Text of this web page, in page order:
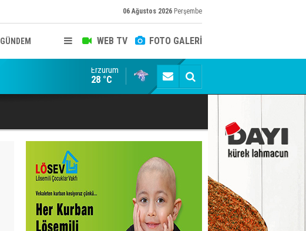
06 Ağustos 2026 Perşembe
WEB TV FOTO GALERİ
GÜNDEM
Ertuğrul Özkök "Cumhurbaşkanına hakaret"
Erzurum
28 °C